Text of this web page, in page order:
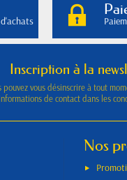
Inscription à la
pouvez vous désinscrire à tout
de contact dans les
Nos